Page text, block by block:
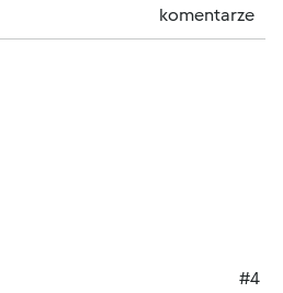
komentarze
#4